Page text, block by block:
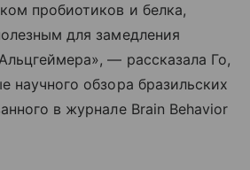
пробиотиков и белка,
для замедления
— рассказала Го,
научного обзора бразильских
в журнале Brain Behavior